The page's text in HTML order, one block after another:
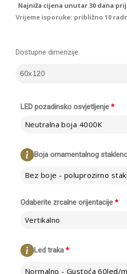
Najniža cijena unutar 30 dana
Vrijeme isporuke: približno 10
*
LED pozadinsko osvjetljenje
Neutralna boja 4000K
Boja ornamentalnog
Bez boje - poluprozirno
*
Odaberite zrcalne orijentacije
Vertikalno
*
Led traka
Normalno - Gustoća 60led/m
Dostupne dimenzije